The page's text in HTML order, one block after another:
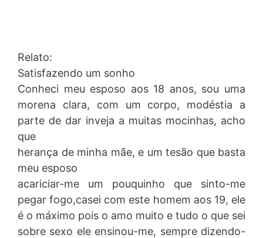
Relato:
Satisfazendo um sonho
Conheci meu esposo aos 18 anos, sou uma
morena clara, com um corpo, modéstia a
parte de dar inveja a muitas mocinhas, acho
que
herança de minha mãe, e um tesão que basta
meu esposo
acariciar-me um pouquinho que sinto-me
pegar fogo,casei com este homem aos 19, ele
é o máximo pois o amo muito e tudo o que sei
sobre sexo ele ensinou-me, sempre dizendo-